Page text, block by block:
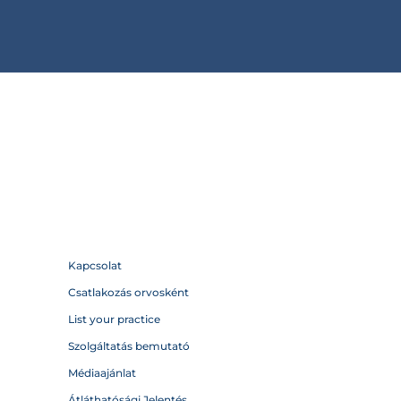
Kapcsolat
Csatlakozás orvosként
List your practice
Szolgáltatás bemutató
Médiaajánlat